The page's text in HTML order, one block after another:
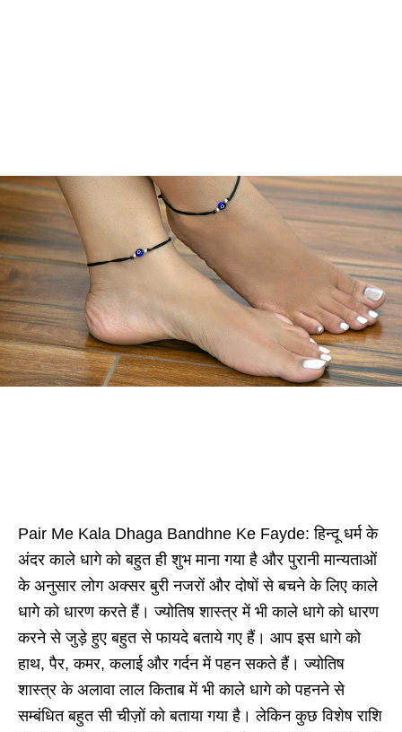
Pair Me Kala Dhaga Bandhne Ke Fayde: हिन्दू धर्म के
अंदर काले धागे को बहुत ही शुभ माना गया है और पुरानी मान्यताओं
के अनुसार लोग अक्सर बुरी नजरों और दोषों से बचने के लिए काले
धागे को धारण करते हैं। ज्योतिष शास्त्र में भी काले धागे को धारण
करने से जुड़े हुए बहुत से फायदे बताये गए हैं। आप इस धागे को
हाथ, पैर, कमर, कलाई और गर्दन में पहन सकते हैं। ज्योतिष
शास्त्र के अलावा लाल किताब में भी काले धागे को पहनने से
सम्बंधित बहुत सी चीज़ों को बताया गया है। लेकिन कुछ विशेष राशि